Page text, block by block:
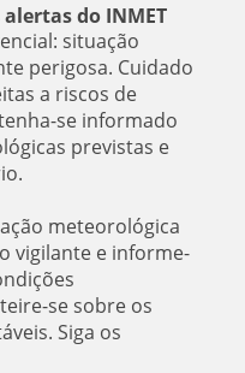
do INMET
situação
perigosa. Cuidado
a riscos de
se informado
previstas e
meteorológica
vigilante e informe-
se sobre os
Siga os